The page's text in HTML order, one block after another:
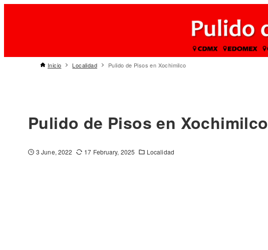
Inicio Localidad Pulido de Pisos en Xochimilco
Pulido de Pisos en Xochimilco
3 June, 2022 17 February, 2025 Localidad